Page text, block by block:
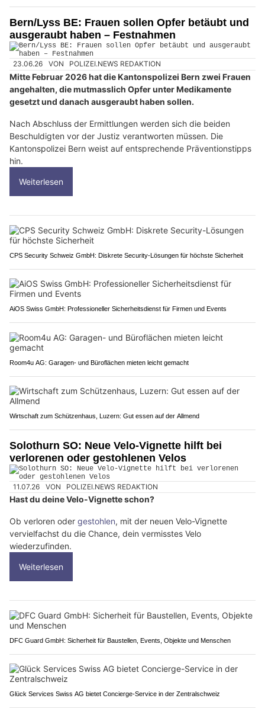
Bern/Lyss BE: Frauen sollen Opfer betäubt und
ausgeraubt haben – Festnahmen
23.06.26 VON POLIZEI.NEWS REDAKTION
Mitte Februar 2026 hat die Kantonspolizei Bern zwei Frauen
angehalten, die mutmasslich Opfer unter Medikamente
gesetzt und danach ausgeraubt haben sollen.
Nach Abschluss der Ermittlungen werden sich die beiden
Beschuldigten vor der Justiz verantworten müssen. Die
Kantonspolizei Bern weist auf entsprechende Präventionstipps
hin.
Weiterlesen
CPS Security Schweiz GmbH: Diskrete Security-Lösungen für höchste Sicherheit
AiOS Swiss GmbH: Professioneller Sicherheitsdienst für Firmen und Events
Room4u AG: Garagen- und Büroflächen mieten leicht gemacht
Wirtschaft zum Schützenhaus, Luzern: Gut essen auf der Allmend
Solothurn SO: Neue Velo-Vignette hilft bei
verlorenen oder gestohlenen Velos
11.07.26 VON POLIZEI.NEWS REDAKTION
Hast du deine Velo-Vignette schon?
Ob verloren oder gestohlen, mit der neuen Velo-Vignette
vervielfachst du die Chance, dein vermisstes Velo
wiederzufinden.
Weiterlesen
DFC Guard GmbH: Sicherheit für Baustellen, Events, Objekte und Menschen
Glück Services Swiss AG bietet Concierge-Service in der Zentralschweiz